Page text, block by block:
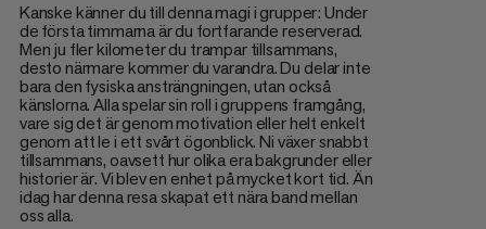
Kanske känner du till denna magi i grupper: Under
de första timmarna är du fortfarande reserverad.
Men ju fler kilometer du trampar tillsammans,
desto närmare kommer du varandra. Du delar inte
bara den fysiska ansträngningen, utan också
känslorna. Alla spelar sin roll i gruppens framgång,
vare sig det är genom motivation eller helt enkelt
genom att le i ett svårt ögonblick. Ni växer snabbt
tillsammans, oavsett hur olika era bakgrunder eller
historier är. Vi blev en enhet på mycket kort tid. Än
idag har denna resa skapat ett nära band mellan
oss alla.